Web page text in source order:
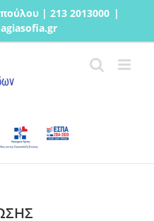
| 213 2013000 |